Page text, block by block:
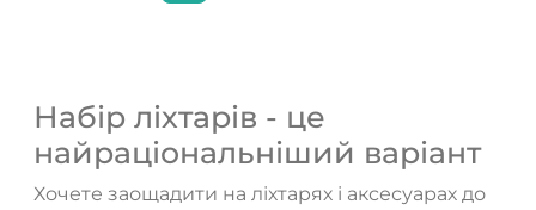
Набір ліхтарів - це
найраціональніший варіант
Хочете заощадити на ліхтарях і аксесуарах до